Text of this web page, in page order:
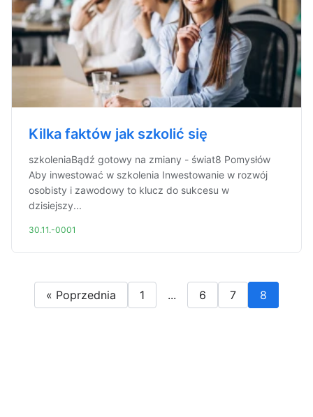
Kilka faktów jak szkolić się
szkoleniaBądź gotowy na zmiany - świat8 Pomysłów
Aby inwestować w szkolenia Inwestowanie w rozwój
osobisty i zawodowy to klucz do sukcesu w
dzisiejszy...
30.11.-0001
« Poprzednia 1 ... 6 7 8